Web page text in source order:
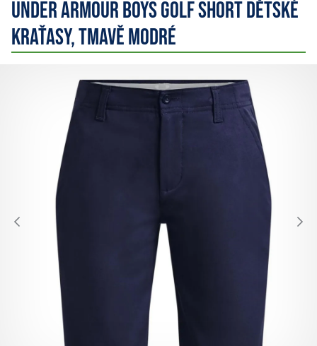
Under Armour Boys Golf Short dětské
kraťasy, tmavě modré